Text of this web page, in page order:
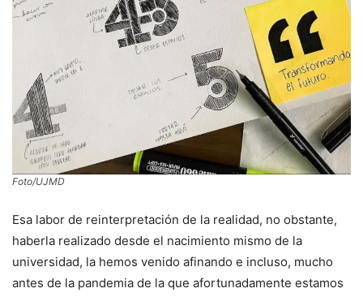
Foto/UJMD
Esa labor de reinterpretación de la realidad, no obstante,
haberla realizado desde el nacimiento mismo de la
universidad, la hemos venido afinando e incluso, mucho
antes de la pandemia de la que afortunadamente estamos